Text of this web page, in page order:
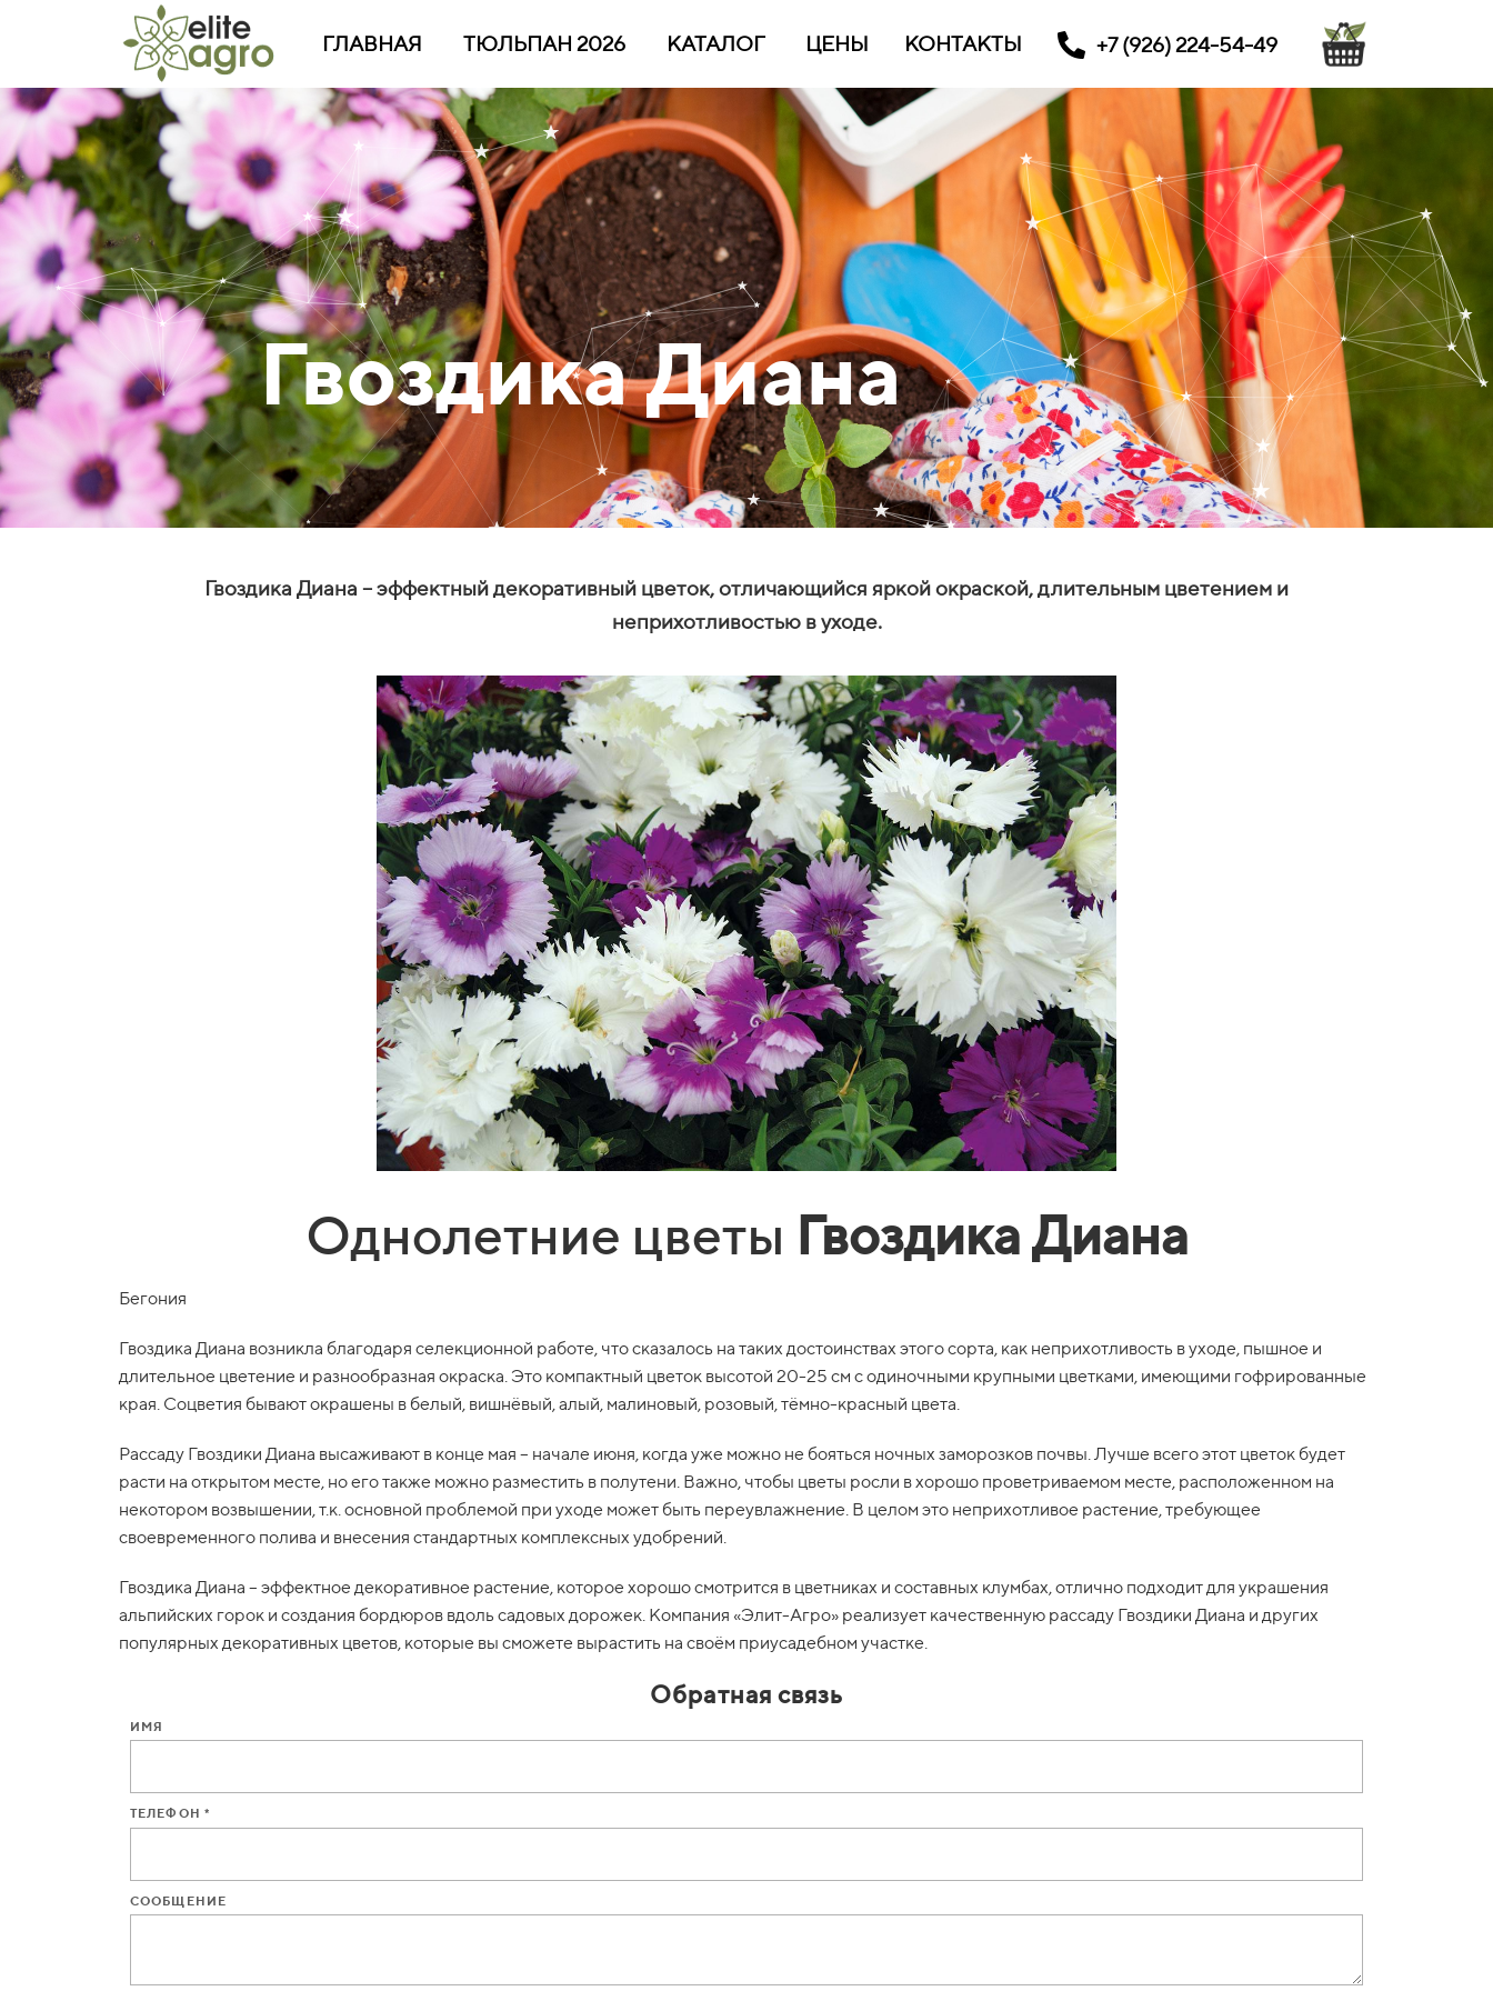
ГЛАВНАЯ ТЮЛЬПАН 2026 КАТАЛОГ ЦЕНЫ КОНТАКТЫ +7 (926) 224-54-49
Гвоздика Диана
Гвоздика Диана – эффектный декоративный цветок, отличающийся яркой окраской, длительным цветением и
неприхотливостью в уходе.
Однолетние цветы Гвоздика Диана
Бегония
Гвоздика Диана возникла благодаря селекционной работе, что сказалось на таких достоинствах этого сорта, как неприхотливость в уходе, пышное и
длительное цветение и разнообразная окраска. Это компактный цветок высотой 20-25 см с одиночными крупными цветками, имеющими гофрированные
края. Соцветия бывают окрашены в белый, вишнёвый, алый, малиновый, розовый, тёмно-красный цвета.
Рассаду Гвоздики Диана высаживают в конце мая – начале июня, когда уже можно не бояться ночных заморозков почвы. Лучше всего этот цветок будет
расти на открытом месте, но его также можно разместить в полутени. Важно, чтобы цветы росли в хорошо проветриваемом месте, расположенном на
некотором возвышении, т.к. основной проблемой при уходе может быть переувлажнение. В целом это неприхотливое растение, требующее
своевременного полива и внесения стандартных комплексных удобрений.
Гвоздика Диана – эффектное декоративное растение, которое хорошо смотрится в цветниках и составных клумбах, отлично подходит для украшения
альпийских горок и создания бордюров вдоль садовых дорожек. Компания «Элит-Агро» реализует качественную рассаду Гвоздики Диана и других
популярных декоративных цветов, которые вы сможете вырастить на своём приусадебном участке.
Обратная связь
ИМЯ
ТЕЛЕФОН *
СООБЩЕНИЕ